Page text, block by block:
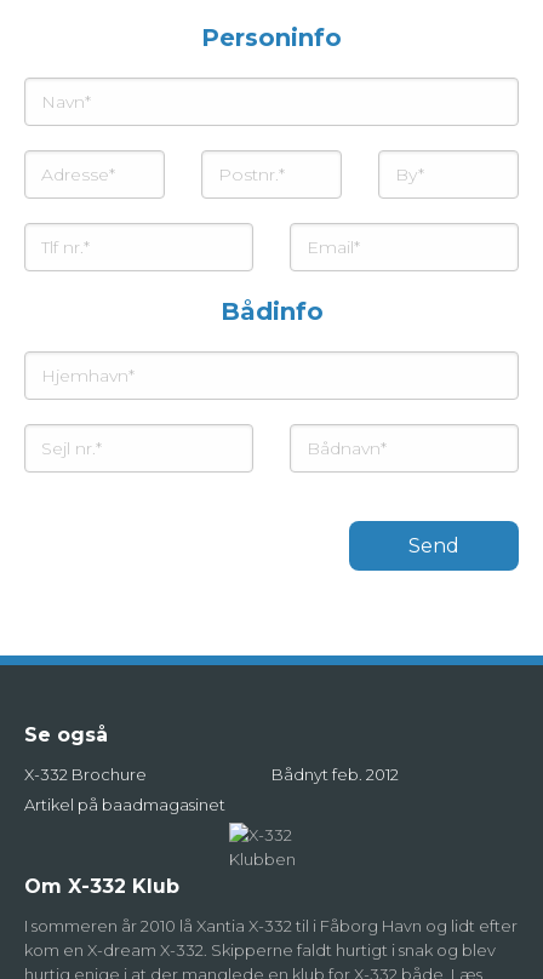
Personinfo
Bådinfo
Send
Se også
X-332 Brochure
Bådnyt feb. 2012
Artikel på baadmagasinet
Om X-332 Klub
I sommeren år 2010 lå Xantia X-332 til i Fåborg Havn og lidt efter
kom en X-dream X-332. Skipperne faldt hurtigt i snak og blev
hurtig enige i at der manglede en klub for X-332 både. Læs